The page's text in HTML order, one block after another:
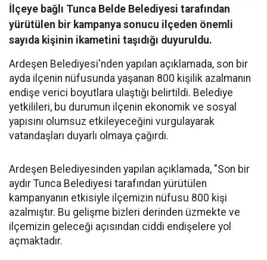
İlçeye bağlı Tunca Belde Belediyesi tarafından
yürütülen bir kampanya sonucu ilçeden önemli
sayıda kişinin ikametini taşıdığı duyuruldu.
Ardeşen Belediyesi'nden yapılan açıklamada, son bir
ayda ilçenin nüfusunda yaşanan 800 kişilik azalmanın
endişe verici boyutlara ulaştığı belirtildi. Belediye
yetkilileri, bu durumun ilçenin ekonomik ve sosyal
yapısını olumsuz etkileyeceğini vurgulayarak
vatandaşları duyarlı olmaya çağırdı.
Ardeşen Belediyesinden yapılan açıklamada, "Son bir
aydır Tunca Belediyesi tarafından yürütülen
kampanyanın etkisiyle ilçemizin nüfusu 800 kişi
azalmıştır. Bu gelişme bizleri derinden üzmekte ve
ilçemizin geleceği açısından ciddi endişelere yol
açmaktadır.